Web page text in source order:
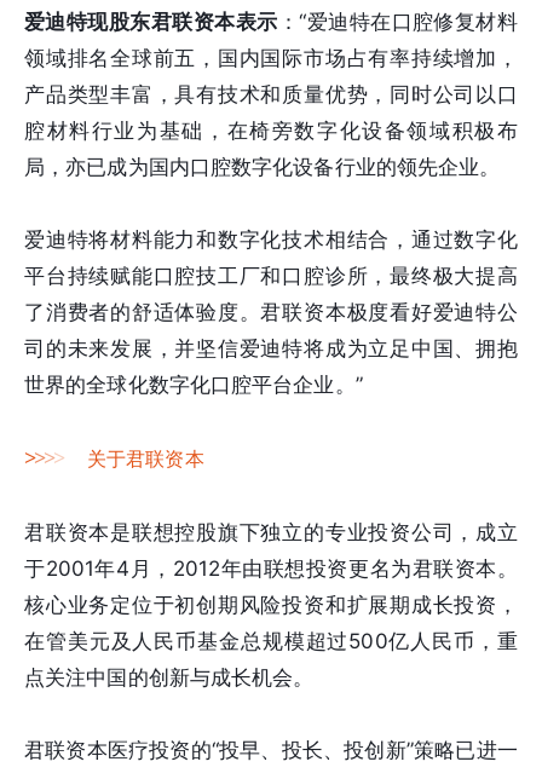
爱迪特现股东君联资本表示 ：“爱迪特在口腔修复材料
领域排名全球前五，国内国际市场占有率持续增加，
产品类型丰富，具有技术和质量优势，同时公司以口
腔材料行业为基础，在椅旁数字化设备领域积极布
局，亦已成为国内口腔数字化设备行业的领先企业。
爱迪特将材料能力和数字化技术相结合，通过数字化
平台持续赋能口腔技工厂和口腔诊所，最终极大提高
了消费者的舒适体验度。君联资本极度看好爱迪特公
司的未来发展，并坚信爱迪特将成为立足中国、拥抱
世界的全球化数字化口腔平台企业。”
>>>> 关于君联资本
君联资本是联想控股旗下独立的专业投资公司，成立
于2001年4月，2012年由联想投资更名为君联资本。
核心业务定位于初创期风险投资和扩展期成长投资，
在管美元及人民币基金总规模超过500亿人民币，重
点关注中国的创新与成长机会。
君联资本医疗投资的“投早、投长、投创新”策略已进一